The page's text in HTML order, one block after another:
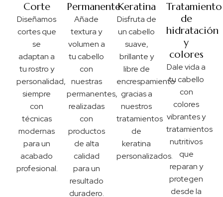
Corte
Diseñamos
cortes que
se
adaptan a
tu rostro y
personalidad,
siempre
con
técnicas
modernas
para un
acabado
profesional.
Permanente
Añade
textura y
volumen a
tu cabello
con
nuestras
permanentes,
realizadas
con
productos
de alta
calidad
para un
resultado
duradero.
Keratina
Disfruta de
un cabello
suave,
brillante y
libre de
encrespamiento
gracias a
nuestros
tratamientos
de
keratina
personalizados.
Tratamiento
de
hidratación
y
colores
Dale vida a
tu cabello
con
colores
vibrantes y
tratamientos
nutritivos
que
reparan y
protegen
desde la